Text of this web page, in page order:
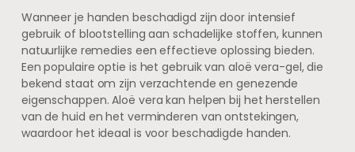
Wanneer je handen beschadigd zijn door intensief
gebruik of blootstelling aan schadelijke stoffen, kunnen
natuurlijke remedies een effectieve oplossing bieden.
Een populaire optie is het gebruik van aloë vera-gel, die
bekend staat om zijn verzachtende en genezende
eigenschappen. Aloë vera kan helpen bij het herstellen
van de huid en het verminderen van ontstekingen,
waardoor het ideaal is voor beschadigde handen.